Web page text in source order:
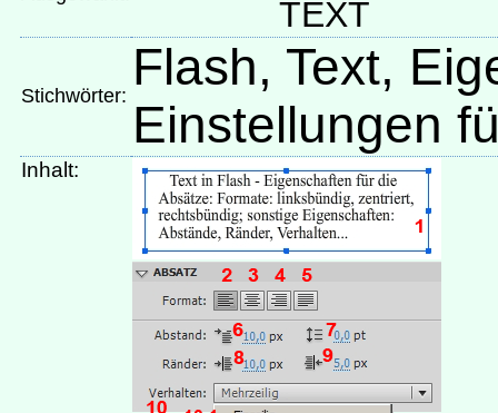
TEXT
Stichwörter: Flash, Text,
Einstellungen
Inhalt: